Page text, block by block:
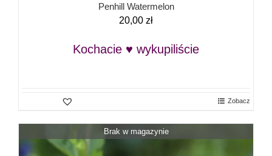
Penhill Watermelon
20,00 zł
Kochacie ♥ wykupiliście
Zobacz
Brak w magazynie